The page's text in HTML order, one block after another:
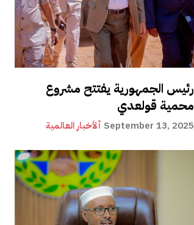
رئيس الجمهورية يفتتح مشروع
محمية قولعدي
ألأخبار العالمية September 13, 2025